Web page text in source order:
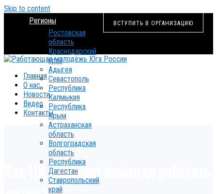
Skip to content
ВСТУПИТЬ В ОРГАНИЗАЦИЮ
Регионы
Ростовская
область
Краснодарский
край
Адыгея
Севастополь
Республика
Калмыкия
Республика
Крым
Астраханская
область
Волгоградская
область
Республика
Дагестан
Ставропольский
край
Главная
О нас
Новости
Видео
Контакты
Как HR помогает команде работать